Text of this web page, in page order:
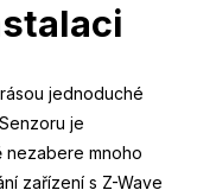
jednoduché
je
nezabere mnoho
zařízení s Z-Wave